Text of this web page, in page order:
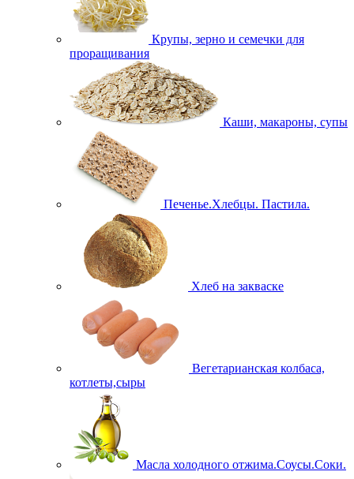
Крупы, зерно и семечки для
проращивания
Каши, макароны, супы
Печенье.Хлебцы. Пастила.
Хлеб на закваске
Вегетарианская колбаса,
котлеты,сыры
Масла холодного отжима.Соусы.Соки.